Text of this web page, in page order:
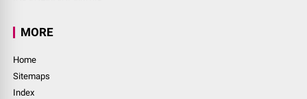
MORE
Home
Sitemaps
Index